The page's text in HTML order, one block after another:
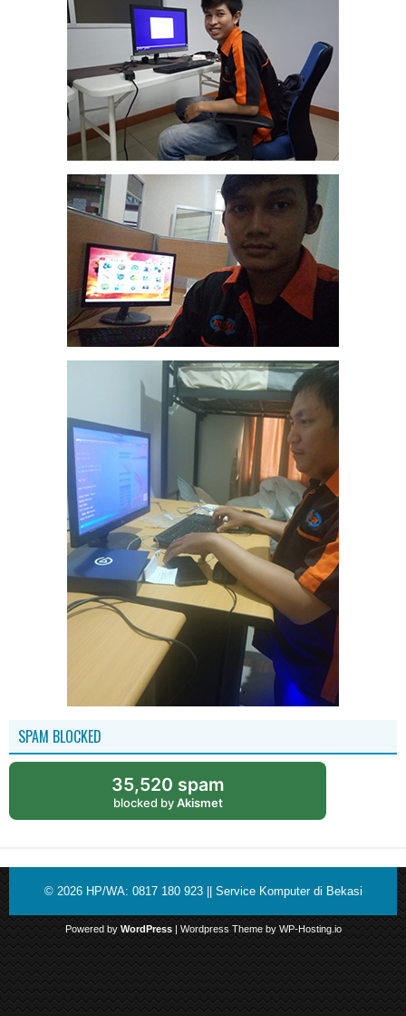
SPAM BLOCKED
35,520 spam
blocked byAkismet
© 2026 HP/WA: 0817 180 923 || Service Komputer di Bekasi
Powered by WordPress| Wordpress Theme by WP-Hosting.io